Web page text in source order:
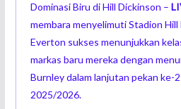
Dominasi Biru di Hill Dickinson –
membara menyelimuti Stadion
Everton sukses menunjukkan
markas baru mereka dengan
Burnley dalam lanjutan pekan ke-
2025/2026.